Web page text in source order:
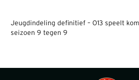
Jeugdindeling definitief – O13 speelt
seizoen 9 tegen 9